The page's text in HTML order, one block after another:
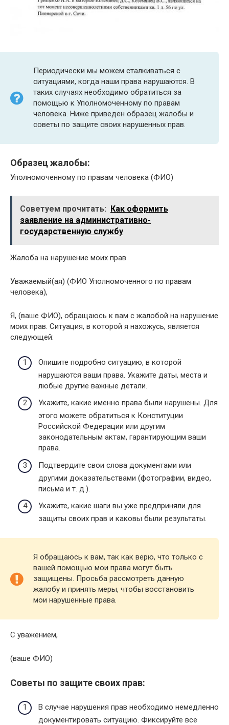
Периодически мы можем сталкиваться с
ситуациями, когда наши права нарушаются. В
таких случаях необходимо обратиться за
помощью к Уполномоченному по правам
человека. Ниже приведен образец жалобы и
советы по защите своих нарушенных прав.
Образец жалобы:
Уполномоченному по правам человека (ФИО)
Советуем прочитать:
Как оформить
заявление на административно-
государственную службу
Жалоба на нарушение моих прав
Уважаемый(ая) (ФИО Уполномоченного по правам
человека),
Я, (ваше ФИО), обращаюсь к вам с жалобой на нарушение
моих прав. Ситуация, в которой я нахожусь, является
следующей:
Опишите подробно ситуацию, в которой
нарушаются ваши права. Укажите даты, места и
любые другие важные детали.
Укажите, какие именно права были нарушены. Для
этого можете обратиться к Конституции
Российской Федерации или другим
законодательным актам, гарантирующим ваши
права.
Подтвердите свои слова документами или
другими доказательствами (фотографии, видео,
письма и т. д.).
Укажите, какие шаги вы уже предприняли для
защиты своих прав и каковы были результаты.
Я обращаюсь к вам, так как верю, что только с
вашей помощью мои права могут быть
защищены. Просьба рассмотреть данную
жалобу и принять меры, чтобы восстановить
мои нарушенные права.
С уважением,
(ваше ФИО)
Советы по защите своих прав:
В случае нарушения прав необходимо немедленно
документировать ситуацию. Фиксируйте все